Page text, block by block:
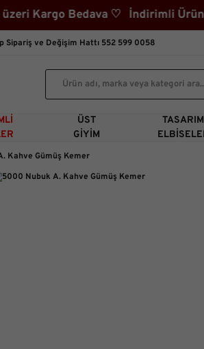
Kargo Bedava ♡ İndirimli
Sipariş ve Değişim Hattı 552 599 0058
ÜST
GIYIM
TASARIM
Kahve Gümüş Kemer